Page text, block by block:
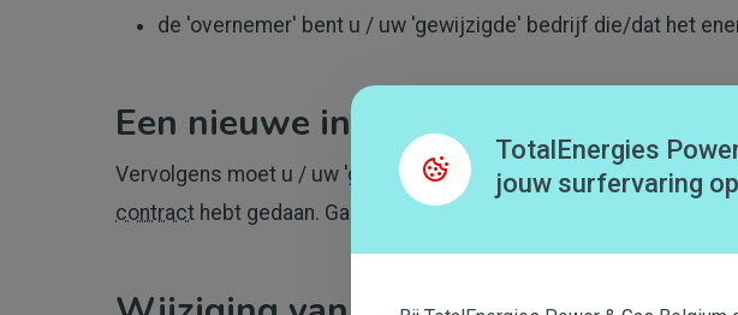
de 'overnemer' bent u / uw 'gewijzigde' bedrijf die/dat het
Een nieuwe inschrijving
Vervolgens moet u / uw 'gewijzigde' bedrijf zich opnieuw
contract hebt gedaan. Ga hiervoor naar de rubriek 'Klant worden'
TotalEnergies
jouw surfervaring